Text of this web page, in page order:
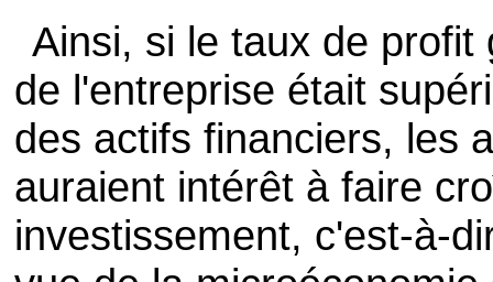
Ainsi, si le taux de
de l'entreprise était
des actifs financiers, les
auraient intérêt à faire
investissement, c'est-à-